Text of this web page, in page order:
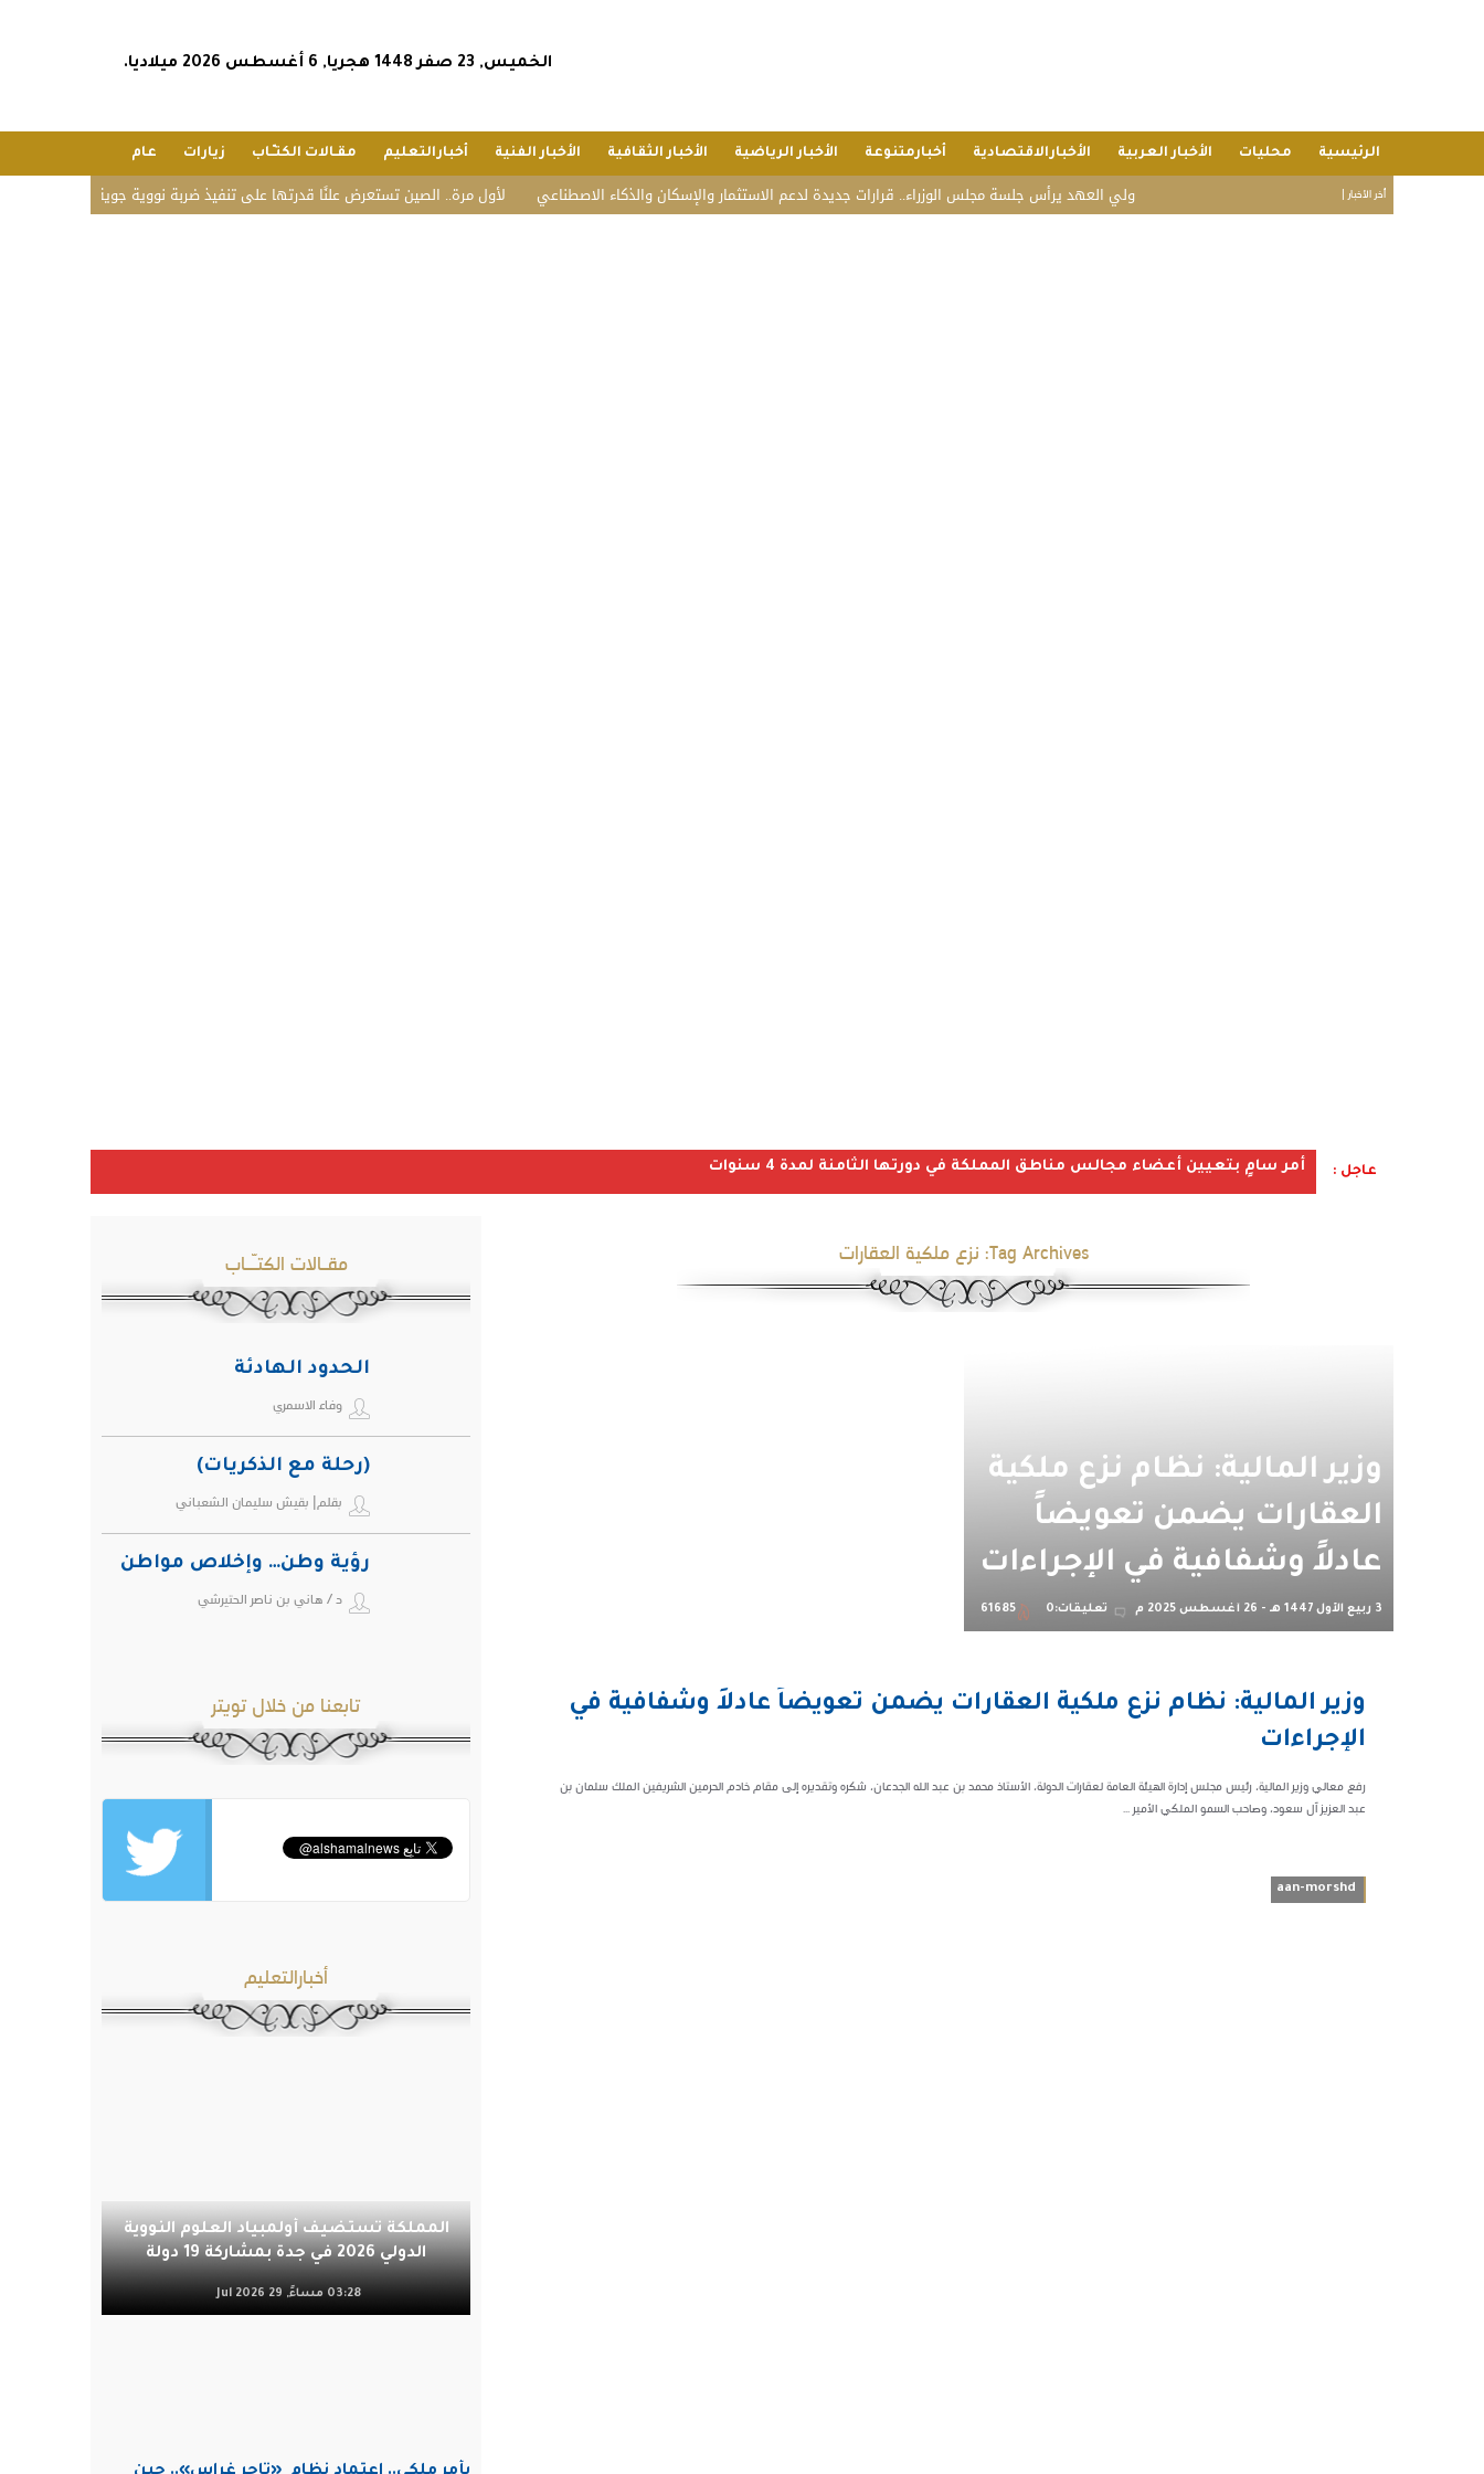
الخميس, 23 صفر 1448 هجريا, 6 أغسطس 2026 ميلاديا.
الرئيسية محليات الأخبار العربية الأخبارالاقتصادية أخبارمتنوعة الأخبار الرياضية الأخبار الثقافية الأخبار الفنية أخبارالتعليم مقـالات الكتـّـاب زيارات عام
أخر الأخبار | «زاتكا» تدعو لأول مرة.. الصين تستعرض علنًا قدرتها على تنفيذ ضربة نووية جوية ولي العهد يرأس جلسة مجلس الوزراء.. قرارات جديدة لدعم الاستثمار والإسكان والذكاء الاصطناعي
عاجل : أمر سامٍ بتعيين أعضاء مجالس مناطق المملكة في دورتها الثامنة لمدة 4 سنوات
Tag Archives: نزع ملكية العقارات
وزير المالية: نظام نزع ملكية
العقارات يضمن تعويضاً
عادلاً وشفافية في الإجراءات
3 ربيع الأول 1447 هـ - 26 أغسطس 2025 م تعليقات:0 61685
وزير المالية: نظام نزع ملكية العقارات يضمن تعويضاً عادلاً وشفافية في
الإجراءات
رفع معالي وزير المالية، رئيس مجلس إدارة الهيئة العامة لعقارات الدولة، الأستاذ محمد بن عبد الله الجدعان، شكره وتقديره إلى مقام خادم الحرمين الشريفين الملك سلمان بن
عبد العزيز آل سعود، وصاحب السمو الملكي الأمير ...
aan-morshd
مقـالات الكتـّـاب
الحدود الهادئة
وفاء الاسمري
(رحلة مع الذكريات)
بقلم| بقيش سليمان الشعباني
رؤية وطن… وإخلاص مواطن
د / هاني بن ناصر الحتيرشي
تابعنا من خلال تويتر
أخبارالتعليم
المملكة تستضيف أولمبياد العلوم النووية
الدولي 2026 في جدة بمشاركة 19 دولة
03:28 مساءً, 29 Jul 2026